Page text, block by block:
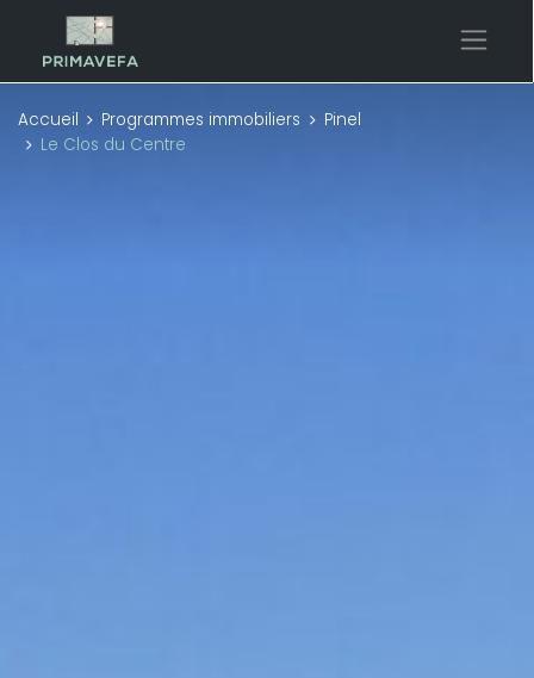
Accueil Programmes immobiliers
Pinel
Le Clos du Centre